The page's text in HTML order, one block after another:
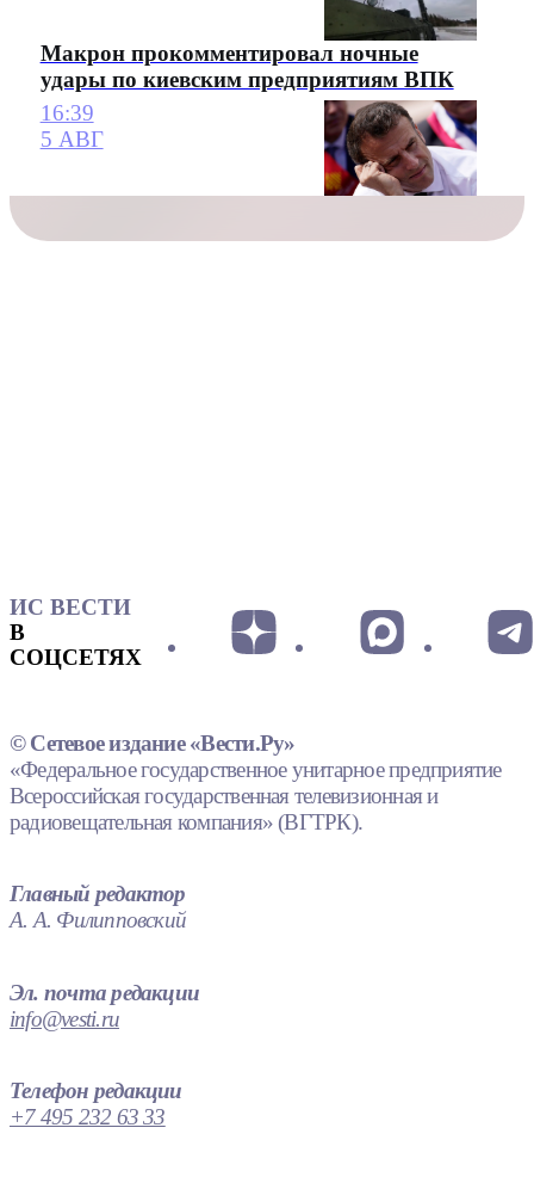
Макрон прокомментировал ночные
удары по киевским предприятиям ВПК
16:39
5 АВГ
ИС ВЕСТИ
В
СОЦСЕТЯХ
© Сетевое издание «Вести.Ру»
«Федеральное государственное унитарное предприятие
Всероссийская государственная телевизионная и
радиовещательная компания» (ВГТРК).
Главный редактор
А. А. Филипповский
Эл. почта редакции
info@vesti.ru
Телефон редакции
+7 495 232 63 33